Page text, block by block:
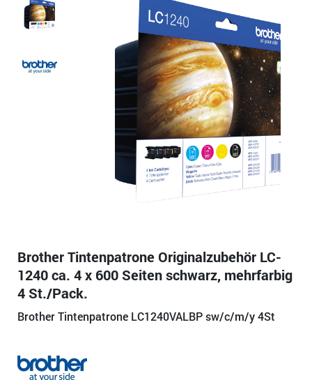
Brother Tintenpatrone Originalzubehör LC-
1240 ca. 4 x 600 Seiten schwarz, mehrfarbig
4 St./Pack.
Brother Tintenpatrone LC1240VALBP sw/c/m/y 4St